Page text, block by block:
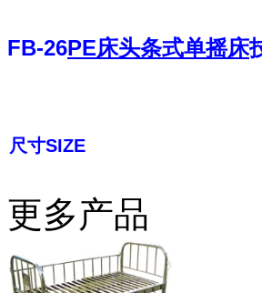
FB-26PE床头条式单摇床
尺寸SIZE
更多产品